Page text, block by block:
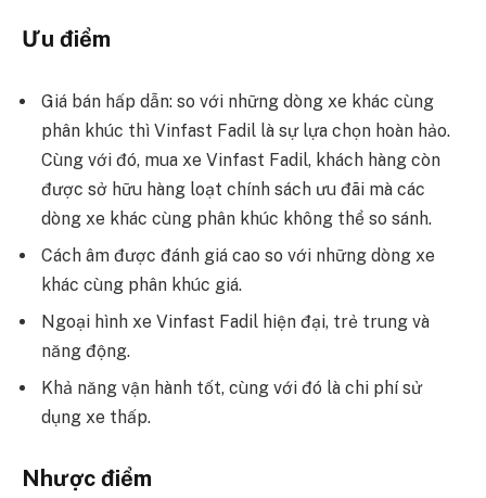
Ưu điểm
Giá bán hấp dẫn: so với những dòng xe khác cùng
phân khúc thì Vinfast Fadil là sự lựa chọn hoàn hảo.
Cùng với đó, mua xe Vinfast Fadil, khách hàng còn
được sở hữu hàng loạt chính sách ưu đãi mà các
dòng xe khác cùng phân khúc không thể so sánh.
Cách âm được đánh giá cao so với những dòng xe
khác cùng phân khúc giá.
Ngoại hình xe Vinfast Fadil hiện đại, trẻ trung và
năng động.
Khả năng vận hành tốt, cùng với đó là chi phí sử
dụng xe thấp.
Nhược điểm